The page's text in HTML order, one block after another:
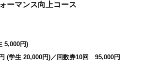
ーマンス向上コース
5,000円)
(学生 20,000円)／回数券10回 95,000円